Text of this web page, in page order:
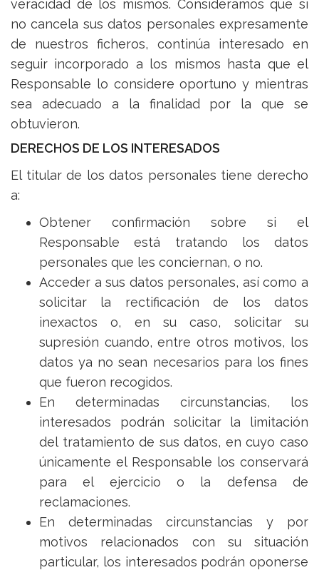
veracidad de los mismos. Consideramos que si
no cancela sus datos personales expresamente
de nuestros ficheros, continúa interesado en
seguir incorporado a los mismos hasta que el
Responsable lo considere oportuno y mientras
sea adecuado a la finalidad por la que se
obtuvieron.
DERECHOS DE LOS INTERESADOS
El titular de los datos personales tiene derecho
a:
Obtener confirmación sobre si el
Responsable está tratando los datos
personales que les conciernan, o no.
Acceder a sus datos personales, así como a
solicitar la rectificación de los datos
inexactos o, en su caso, solicitar su
supresión cuando, entre otros motivos, los
datos ya no sean necesarios para los fines
que fueron recogidos.
En determinadas circunstancias, los
interesados podrán solicitar la limitación
del tratamiento de sus datos, en cuyo caso
únicamente el Responsable los conservará
para el ejercicio o la defensa de
reclamaciones.
En determinadas circunstancias y por
motivos relacionados con su situación
particular, los interesados podrán oponerse